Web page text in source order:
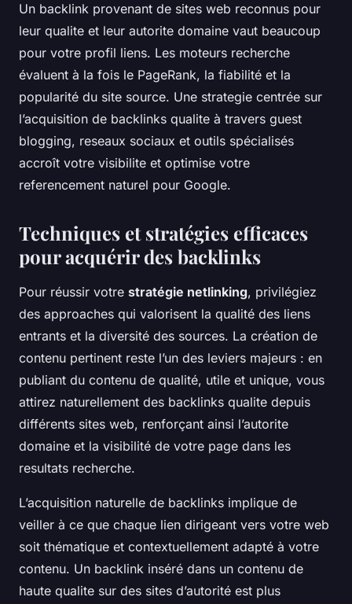
Un backlink provenant de sites web reconnus pour
leur qualite et leur autorite domaine vaut beaucoup
pour votre profil liens. Les moteurs recherche
évaluent à la fois le PageRank, la fiabilité et la
popularité du site source. Une strategie centrée sur
l’acquisition de backlinks qualite à travers guest
blogging, reseaux sociaux et outils spécialisés
accroît votre visibilite et optimise votre
referencement naturel pour Google.
Techniques et stratégies efficaces
pour acquérir des backlinks
Pour réussir votre stratégie netlinking, privilégiez
des approaches qui valorisent la qualité des liens
entrants et la diversité des sources. La création de
contenu pertinent reste l’un des leviers majeurs : en
publiant du contenu de qualité, utile et unique, vous
attirez naturellement des backlinks qualite depuis
différents sites web, renforçant ainsi l’autorite
domaine et la visibilité de votre page dans les
resultats recherche.
L’acquisition naturelle de backlinks implique de
veiller à ce que chaque lien dirigeant vers votre web
soit thématique et contextuellement adapté à votre
contenu. Un backlink inséré dans un contenu de
haute qualite sur des sites d’autorité est plus